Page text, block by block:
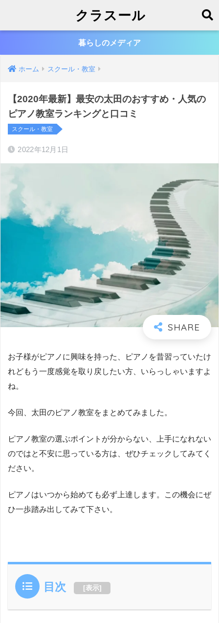
クラスール
暮らしのメディア
ホーム スクール・教室
【2020年最新】最安の太田のおすすめ・人気の
ピアノ教室ランキングと口コミ
スクール・教室
2022年12月1日
お子様がピアノに興味を持った、ピアノを昔習っていたけ
れどもう一度感覚を取り戻したい方、いらっしゃいますよ
ね。
今回、太田のピアノ教室をまとめてみました。
ピアノ教室の選ぶポイントが分からない、上手になれない
のではと不安に思っている方は、ぜひチェックしてみてく
ださい。
ピアノはいつから始めても必ず上達します。この機会にぜ
ひ一歩踏み出してみて下さい。
目次 [表示]